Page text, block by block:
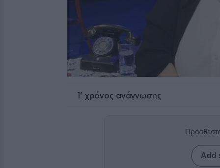
1' χρόνος ανάγνωσης
Add